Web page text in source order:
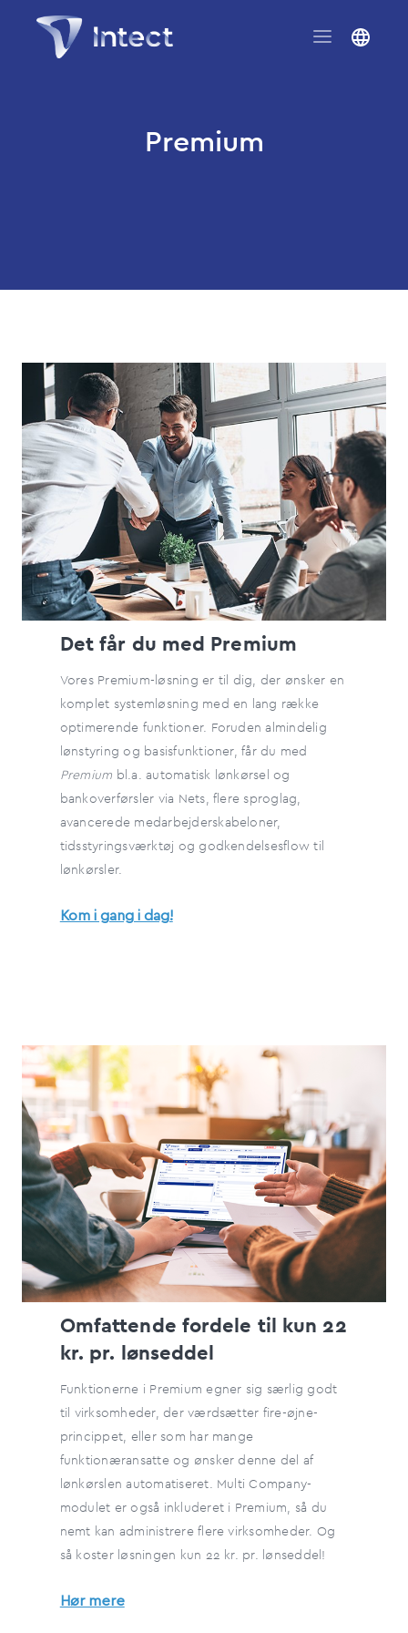
Premium
Det får du med Premium
Vores Premium-løsning er til dig, der ønsker en
komplet systemløsning med en lang række
optimerende funktioner. Foruden almindelig
lønstyring og basisfunktioner, får du med
Premium bl.a. automatisk lønkørsel og
bankoverførsler via Nets, flere sproglag,
avancerede medarbejderskabeloner,
tidsstyringsværktøj og godkendelsesflow til
lønkørsler.
Kom i gang i dag!
Omfattende fordele til kun 22
kr. pr. lønseddel
Funktionerne i Premium egner sig særlig godt
til virksomheder, der værdsætter fire-øjne-
princippet, eller som har mange
funktionæransatte og ønsker denne del af
lønkørslen automatiseret. Multi Company-
modulet er også inkluderet i Premium, så du
nemt kan administrere flere virksomheder. Og
så koster løsningen kun 22 kr. pr. lønseddel!
Hør mere